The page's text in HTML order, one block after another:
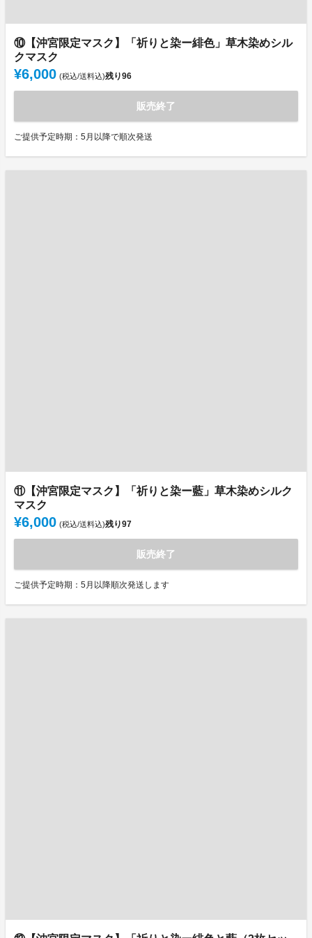
⑩【沖宮限定マスク】「祈りと染ー緋色」草木染めシル
クマスク
¥6,000 (税込/送料込)残り96
販売終了
ご提供予定時期：5月以降で順次発送
⑪【沖宮限定マスク】「祈りと染ー藍」草木染めシルク
マスク
¥6,000 (税込/送料込)残り97
販売終了
ご提供予定時期：5月以降順次発送します